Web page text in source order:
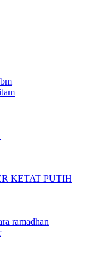
KETAT PUTIH
ramadhan